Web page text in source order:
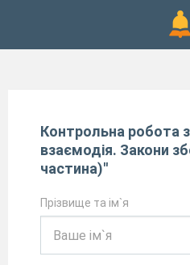
Контрольна робота з
взаємодія. Закони
частина)''
Прізвище та ім`я